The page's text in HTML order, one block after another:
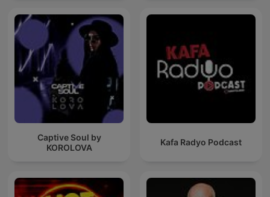
Captive Soul by
KOROLOVA
Kafa Radyo Podcast